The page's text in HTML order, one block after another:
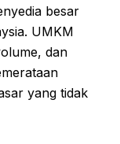
besar
UMKM
dan
yang tidak